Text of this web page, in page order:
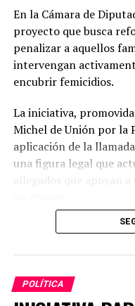
En la Cámara de
proyecto que busca
penalizar a aquellos
intervengan
encubrir femicidios.
La iniciativa,
Michel de Unión por
aplicación de la
una figura legal que
Modificaciones
El proyecto sugiere
4°, del Código Penal,
aplique a quienes, de
POLÍTICA